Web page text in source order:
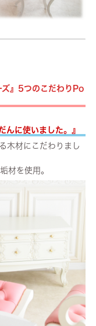
ズ』5つのこだわりPo
んに使いました。 』
木材にこだわりまし
材を使用。